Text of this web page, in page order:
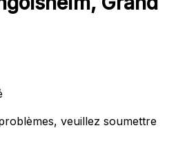
veuillez soumettre